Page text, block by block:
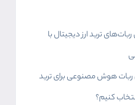
ترید ارز دیجیتال با
ربات هوش مصنوعی برای ترید
کنیم؟